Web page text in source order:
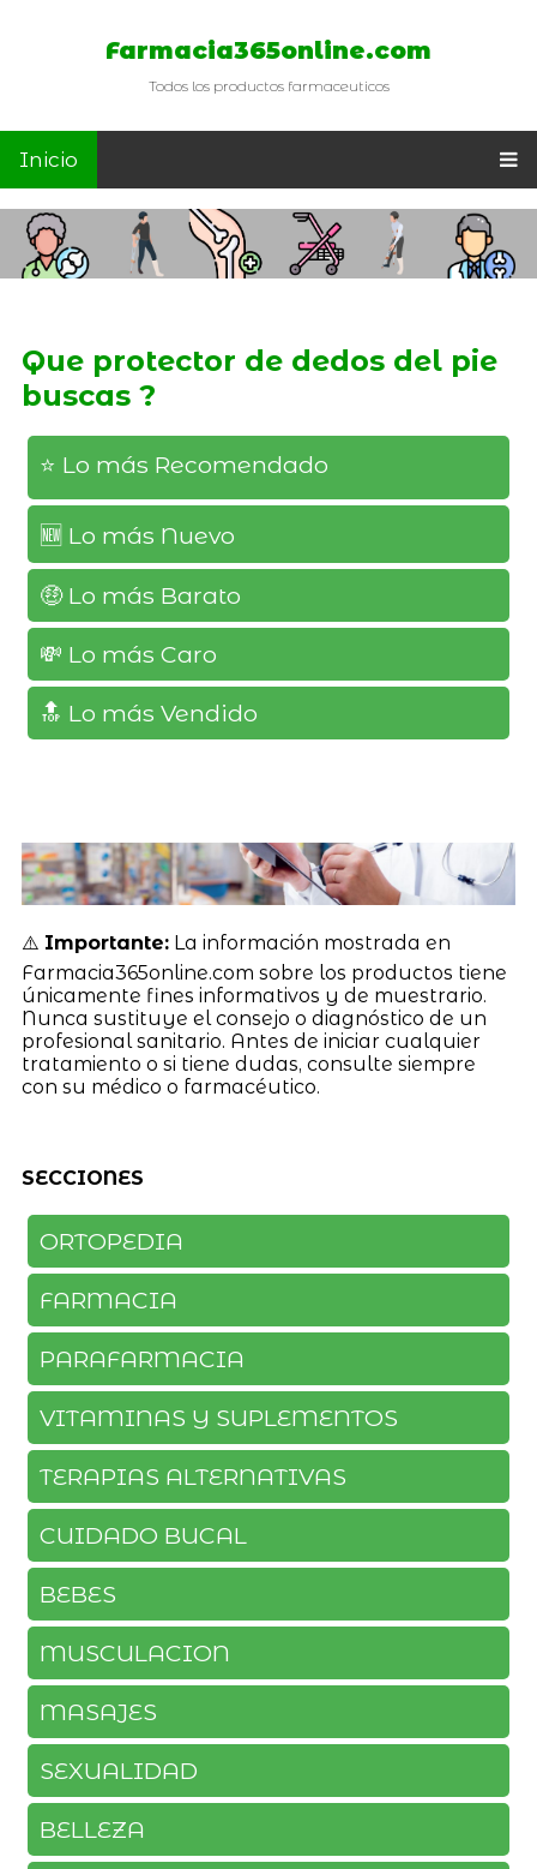
Farmacia365online.com
Todos los productos farmaceuticos
Inicio
Que protector de dedos del pie
buscas ?
⭐️ Lo más Recomendado
🆕️ Lo más Nuevo
🤑 Lo más Barato
💸 Lo más Caro
🔝 Lo más Vendido
⚠️ Importante:La información mostrada en
Farmacia365online.com sobre los productos tiene
únicamente fines informativos y de muestrario.
Nunca sustituye el consejo o diagnóstico de un
profesional sanitario. Antes de iniciar cualquier
tratamiento o si tiene dudas, consulte siempre
con su médico o farmacéutico.
SECCIONES
ORTOPEDIA
FARMACIA
PARAFARMACIA
VITAMINAS Y SUPLEMENTOS
TERAPIAS ALTERNATIVAS
CUIDADO BUCAL
BEBES
MUSCULACION
MASAJES
SEXUALIDAD
BELLEZA